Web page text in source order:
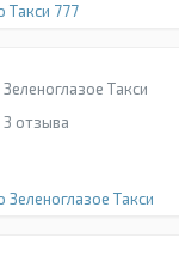
Такси 777
Зеленоглазое Такси
3 отзыва
Такси